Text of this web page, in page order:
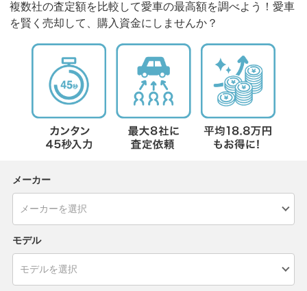
複数社の査定額を比較して愛車の最高額を調べよう！愛車
を賢く売却して、購入資金にしませんか？
メーカー
モデル